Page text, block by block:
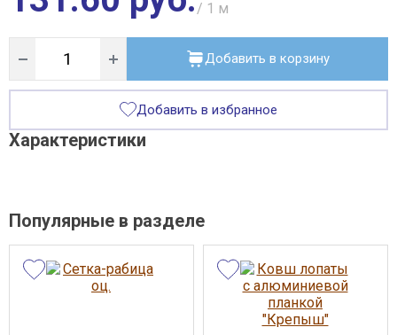
/ 1 м
Добавить в корзину
Добавить в избранное
Характеристики
Популярные в разделе